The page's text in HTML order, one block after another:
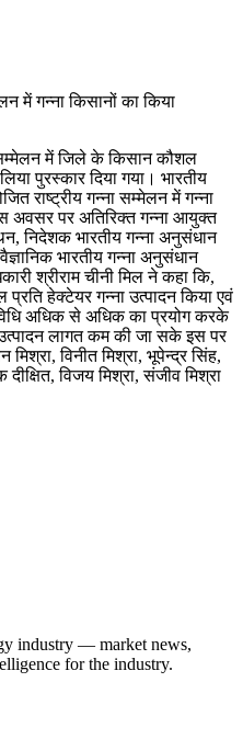
में जिले के किसान कौशल
पुरस्कार दिया गया। भारतीय
राष्ट्रीय गन्ना सम्मेलन में गन्ना
अवसर पर अतिरिक्त गन्ना आयुक्त
निदेशक भारतीय गन्ना अनुसंधान
भारतीय गन्ना अनुसंधान
श्रीराम चीनी मिल ने कहा कि,
हेक्टेयर गन्ना उत्पादन किया एवं
अधिक से अधिक का प्रयोग करके
लागत कम की जा सके इस पर
मिश्रा, विनीत मिश्रा, भूपेन्द्र सिंह,
विजय मिश्रा, संजीव मिश्रा
industry — market news,
for the industry.